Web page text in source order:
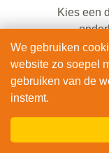
Kies een
We gebruiken
website zo soepel
gebruiken van de
instemt.